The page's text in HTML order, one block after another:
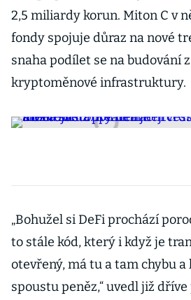
2,5 miliardy korun. Miton C v
fondy spojuje důraz na nové
snaha podílet se na budování
kryptoměnové infrastruktury.
„Bohužel si DeFi prochází
to stále kód, který i když je
otevřený, má tu a tam chybu
spoustu peněz,“ uvedl již dříve